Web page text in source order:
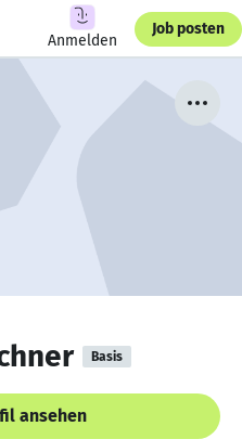
Anmelden
Job posten
Basis
ansehen